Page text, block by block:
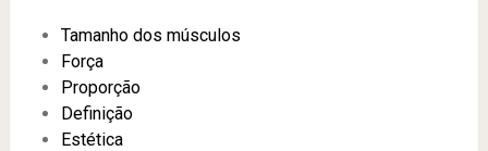
Tamanho dos músculos
Força
Proporção
Definição
Estética